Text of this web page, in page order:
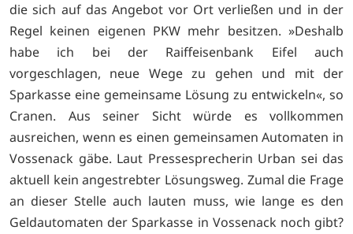
die sich auf das Angebot vor Ort verließen und in der
Regel keinen eigenen PKW mehr besitzen. »Deshalb
habe ich bei der Raiffeisenbank Eifel auch
vorgeschlagen, neue Wege zu gehen und mit der
Sparkasse eine gemeinsame Lösung zu entwickeln«, so
Cranen. Aus seiner Sicht würde es vollkommen
ausreichen, wenn es einen gemeinsamen Automaten in
Vossenack gäbe. Laut Pressesprecherin Urban sei das
aktuell kein angestrebter Lösungsweg. Zumal die Frage
an dieser Stelle auch lauten muss, wie lange es den
Geldautomaten der Sparkasse in Vossenack noch gibt?